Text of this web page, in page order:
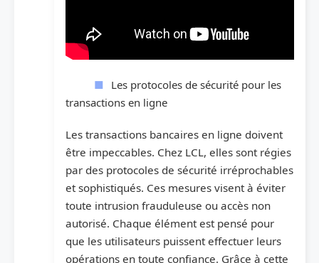
Les protocoles de sécurité pour les
transactions en ligne
Les transactions bancaires en ligne doivent
être impeccables. Chez LCL, elles sont régies
par des protocoles de sécurité irréprochables
et sophistiqués. Ces mesures visent à éviter
toute intrusion frauduleuse ou accès non
autorisé. Chaque élément est pensé pour
que les utilisateurs puissent effectuer leurs
opérations en toute confiance. Grâce à cette